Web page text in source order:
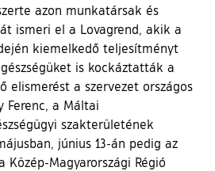
azon munkatársak és
ismeri el a Lovagrend, akik a
kiemelkedő teljesítményt
is kockáztatták a
elismerést a szervezet országos
Ferenc, a Máltai
szakterületének
június 13-án pedig az
Közép-Magyarországi Régió